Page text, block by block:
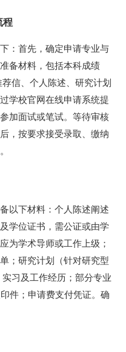
程
：首先，确定申请专业与
备材料，包括本科成绩
信、个人陈述、研究计划
学校官网在线申请系统提
加面试或笔试。等待审核
，按要求接受录取、缴纳
以下材料：个人陈述阐述
学位证书，需公证或由学
为学术导师或工作上级；
；研究计划（针对研究型
习及工作经历；部分专业
件；申请费支付凭证。确